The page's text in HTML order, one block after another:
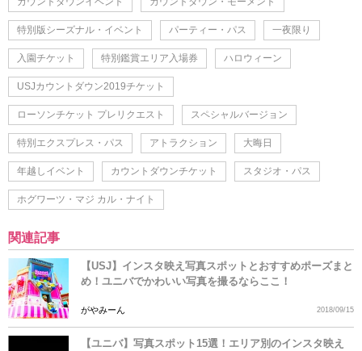
特別版シーズナル・イベント パーティー・パス 一夜限り
入園チケット 特別鑑賞エリア入場券 ハロウィーン
USJカウントダウン2019チケット
ローソンチケット プレリクエスト スペシャルバージョン
特別エクスプレス・パス アトラクション 大晦日
年越しイベント カウントダウンチケット スタジオ・パス
ホグワーツ・マジ カル・ナイト
関連記事
【USJ】インスタ映え写真スポットとおすすめポーズまと
め！ユニバでかわいい写真を撮るならここ！
がやみーん 2018/09/15
【ユニバ】写真スポット15選！エリア別のインスタ映え